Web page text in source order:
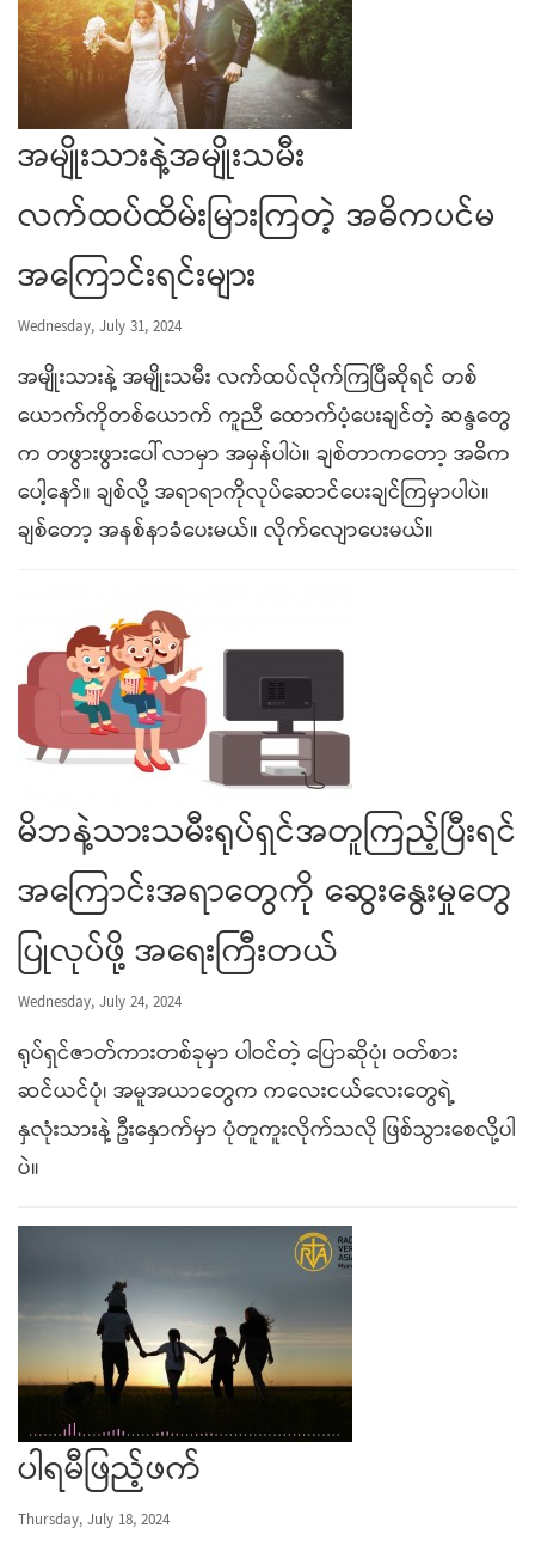
အမျိုးသားနဲ့အမျိုးသမီး
လက်ထပ်ထိမ်းမြားကြတဲ့ အဓိကပင်မ
အကြောင်းရင်းများ
Wednesday, July 31, 2024
အမျိုးသားနဲ့ အမျိုးသမီး လက်ထပ်လိုက်ကြပြီဆိုရင် တစ်
ယောက်ကိုတစ်ယောက် ကူညီ ထောက်ပံ့ပေးချင်တဲ့ ဆန္ဒတွေ
က တဖွားဖွားပေါ်လာမှာ အမှန်ပါပဲ။ ချစ်တာကတော့ အဓိက
ပေါ့နော်။ ချစ်လို့ အရာရာကိုလုပ်ဆောင်ပေးချင်ကြမှာပါပဲ။
ချစ်တော့ အနစ်နာခံပေးမယ်။ လိုက်လျောပေးမယ်။
မိဘနဲ့သားသမီးရုပ်ရှင်အတူကြည့်ပြီးရင်
အကြောင်းအရာတွေကို ဆွေးနွေးမှုတွေ
ပြုလုပ်ဖို့ အရေးကြီးတယ်
Wednesday, July 24, 2024
ရုပ်ရှင်ဇာတ်ကားတစ်ခုမှာ ပါဝင်တဲ့ ပြောဆိုပုံ၊ ဝတ်စား
ဆင်ယင်ပုံ၊ အမူအယာတွေက ကလေးငယ်လေးတွေရဲ့
နှလုံးသားနဲ့ ဦးနှောက်မှာ ပုံတူကူးလိုက်သလို ဖြစ်သွားစေလို့ပါ
ပဲ။
ပါရမီဖြည့်ဖက်
Thursday, July 18, 2024